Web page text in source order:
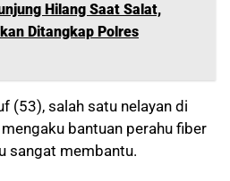
Hilang Saat Salat,
Ditangkap Polres
(53), salah satu nelayan di
bantuan perahu fiber
sangat membantu.